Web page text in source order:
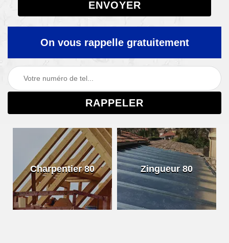
On vous rappelle gratuitement
Charpentier 80 Zingueur 80